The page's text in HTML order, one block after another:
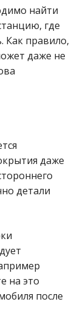
найти
где
Как правило,
даже не
даже
детали
на это
после